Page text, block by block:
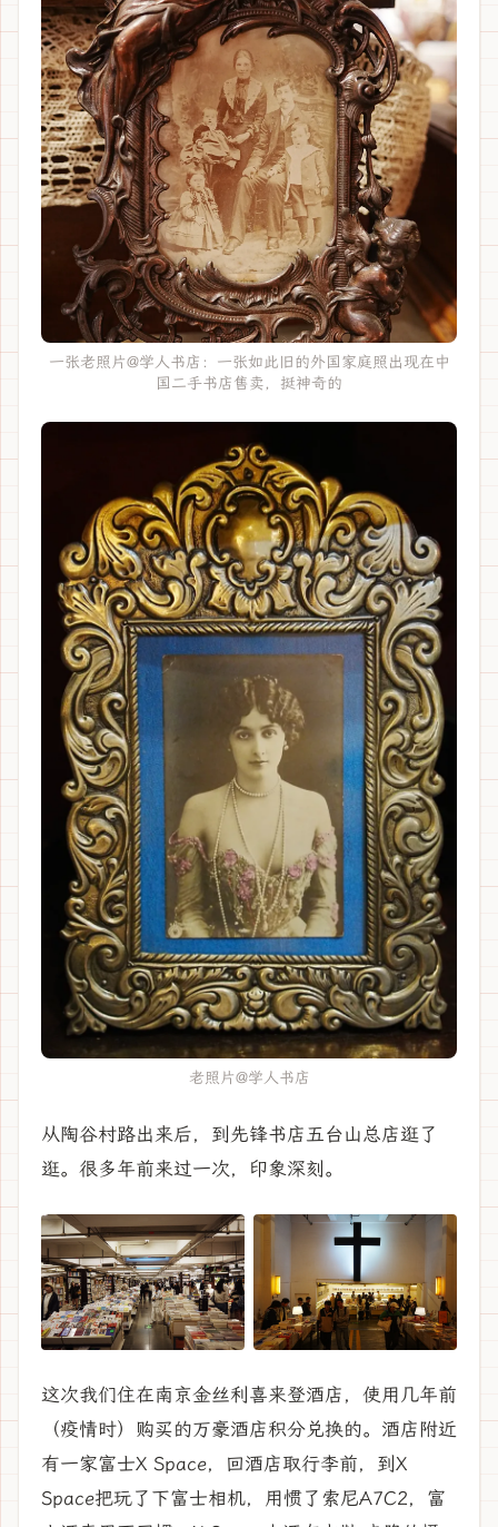
一张老照片@学人书店：一张如此旧的外国家庭照出现在中
国二手书店售卖，挺神奇的
老照片@学人书店
从陶谷村路出来后，到先锋书店五台山总店逛了
逛。很多年前来过一次，印象深刻。
这次我们住在南京金丝利喜来登酒店，使用几年前
（疫情时）购买的万豪酒店积分兑换的。酒店附近
有一家富士X Space，回酒店取行李前，到X
Space把玩了下富士相机，用惯了索尼A7C2，富